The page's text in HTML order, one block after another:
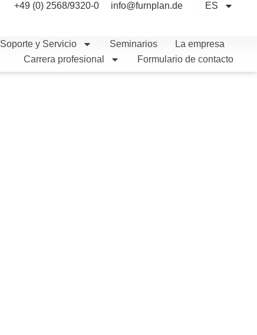
+49 (0) 2568/9320-0 info@furnplan.de ES
Soporte y Servicio Seminarios
La empresa
Carrera profesional
Formulario de contacto